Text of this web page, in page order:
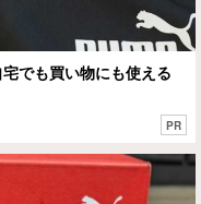
でも買い物にも使える
PR